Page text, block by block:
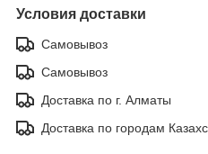
Условия доставки
Самовывоз
Самовывоз
Доставка по г. Алматы
Доставка по городам